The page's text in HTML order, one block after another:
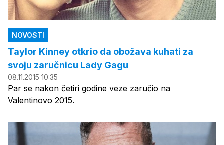
NOVOSTI
Taylor Kinney otkrio da obožava kuhati za
svoju zaručnicu Lady Gagu
08.11.2015 10:35
Par se nakon četiri godine veze zaručio na
Valentinovo 2015.